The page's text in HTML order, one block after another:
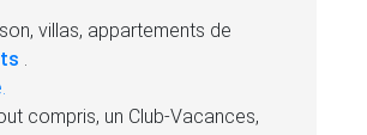
villas, appartements de
compris, un Club-Vacances,